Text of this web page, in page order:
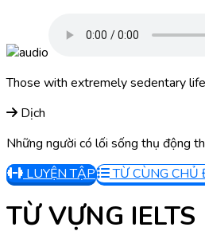
Those with extremely sedentary
Dịch
Những người có lối sống thụ động
LUYỆN TẬP
TỪ CÙNG CHỦ
TỪ VỰNG